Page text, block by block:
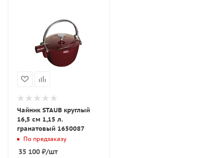
Чайник STAUB круглый
16,5 см 1,15 л.
гранатовый 1650087
По предзаказу
35 100 ₽/шт